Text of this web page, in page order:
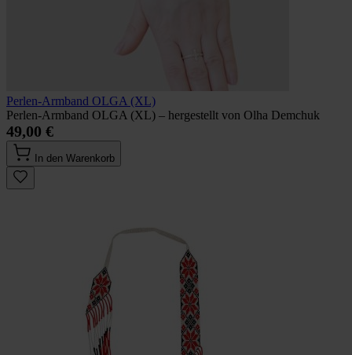
Perlen-Armband OLGA (XL)
Perlen-Armband OLGA (XL) – hergestellt von Olha Demchuk
49,00 €
In den Warenkorb